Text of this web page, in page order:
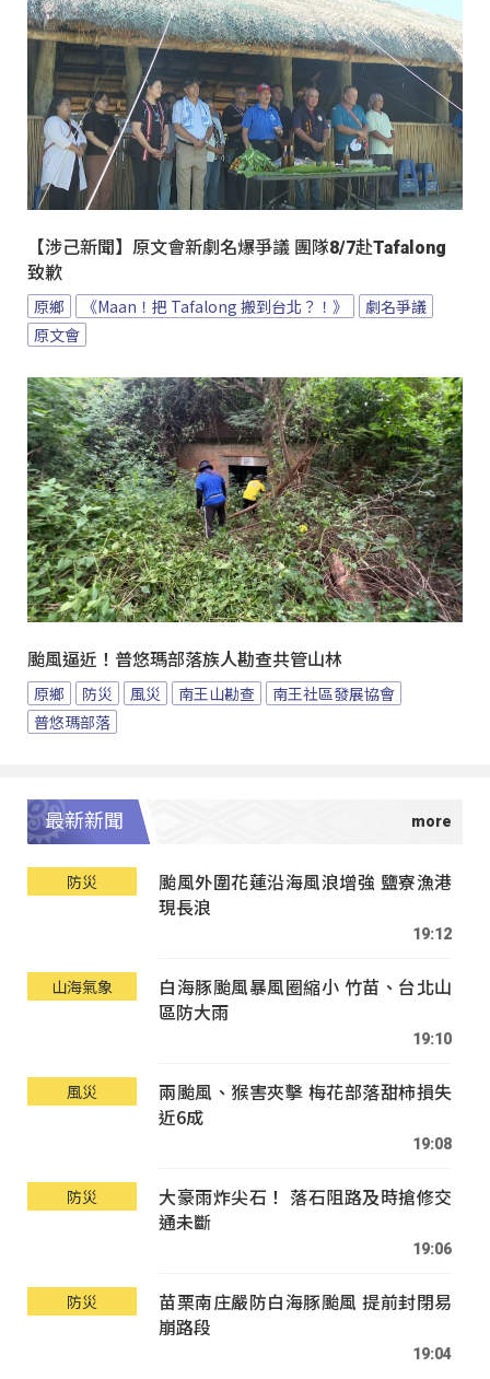
【涉己新聞】原文會新劇名爆爭議 團隊8/7赴Tafalong
致歉
原鄉 《Maan！把 Tafalong 搬到台北？！》
劇名爭議
原文會
颱風逼近！普悠瑪部落族人勘查共管山林
原鄉 防災 風災 南王山勘查
南王社區發展協會
普悠瑪部落
最新新聞
防災
颱風外圍花蓮沿海風浪增強 鹽寮漁港
現長浪
19:12
山海氣象
白海豚颱風暴風圈縮小 竹苗、台北山
區防大雨
19:10
風災
兩颱風、猴害夾擊 梅花部落甜柿損失
近6成
19:08
防災
大豪雨炸尖石！ 落石阻路及時搶修交
通未斷
19:06
防災
苗栗南庄嚴防白海豚颱風 提前封閉易
崩路段
19:04